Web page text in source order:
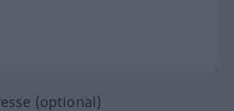
(optional)